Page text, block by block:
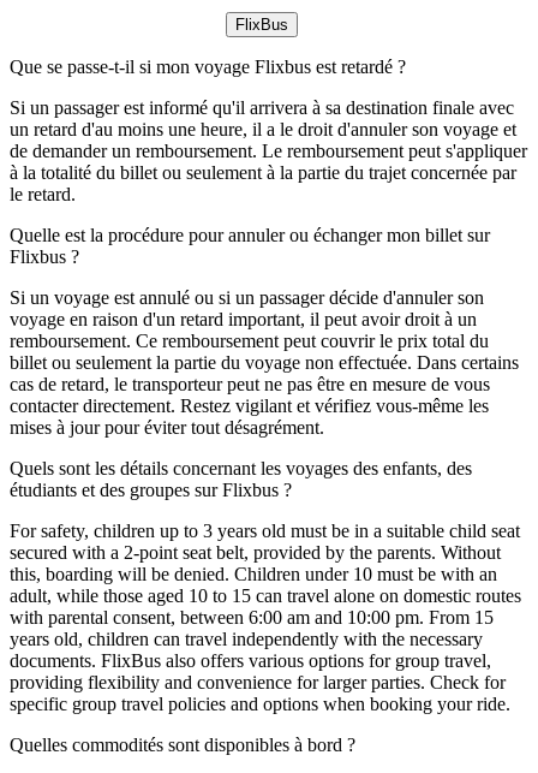
FlixBus
Que se passe-t-il si mon voyage Flixbus est retardé ?
Si un passager est informé qu'il arrivera à sa destination finale avec
un retard d'au moins une heure, il a le droit d'annuler son voyage et
de demander un remboursement. Le remboursement peut s'appliquer
à la totalité du billet ou seulement à la partie du trajet concernée par
le retard.
Quelle est la procédure pour annuler ou échanger mon billet sur
Flixbus ?
Si un voyage est annulé ou si un passager décide d'annuler son
voyage en raison d'un retard important, il peut avoir droit à un
remboursement. Ce remboursement peut couvrir le prix total du
billet ou seulement la partie du voyage non effectuée. Dans certains
cas de retard, le transporteur peut ne pas être en mesure de vous
contacter directement. Restez vigilant et vérifiez vous-même les
mises à jour pour éviter tout désagrément.
Quels sont les détails concernant les voyages des enfants, des
étudiants et des groupes sur Flixbus ?
For safety, children up to 3 years old must be in a suitable child seat
secured with a 2-point seat belt, provided by the parents. Without
this, boarding will be denied. Children under 10 must be with an
adult, while those aged 10 to 15 can travel alone on domestic routes
with parental consent, between 6:00 am and 10:00 pm. From 15
years old, children can travel independently with the necessary
documents. FlixBus also offers various options for group travel,
providing flexibility and convenience for larger parties. Check for
specific group travel policies and options when booking your ride.
Quelles commodités sont disponibles à bord ?